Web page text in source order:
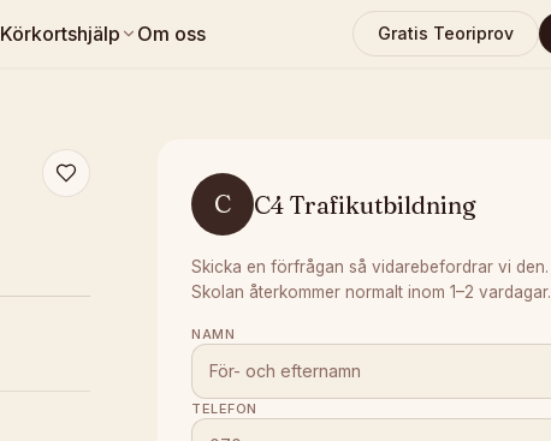
Körkortshjälp Om oss Gratis Teoriprov
C C4 Trafikutbildning
Skicka en förfrågan så vidarebefordrar vi den.
Skolan återkommer normalt inom 1–2 vardagar.
NAMN
TELEFON